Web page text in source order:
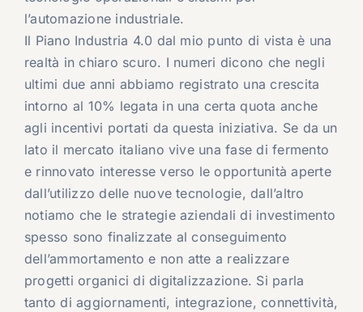
l’automazione industriale.
Il Piano Industria 4.0 dal mio punto di vista è una
realtà in chiaro scuro. I numeri dicono che negli
ultimi due anni abbiamo registrato una crescita
intorno al 10% legata in una certa quota anche
agli incentivi portati da questa iniziativa. Se da un
lato il mercato italiano vive una fase di fermento
e rinnovato interesse verso le opportunità aperte
dall’utilizzo delle nuove tecnologie, dall’altro
notiamo che le strategie aziendali di investimento
spesso sono finalizzate al conseguimento
dell’ammortamento e non atte a realizzare
progetti organici di digitalizzazione. Si parla
tanto di aggiornamenti, integrazione, connettività,